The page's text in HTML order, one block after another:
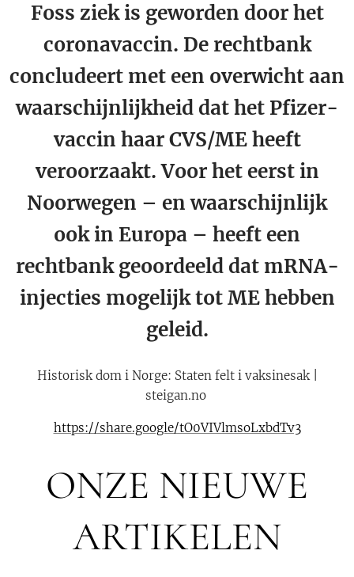
Foss ziek is geworden door het
coronavaccin. De rechtbank
concludeert met een overwicht aan
waarschijnlijkheid dat het Pfizer-
vaccin haar CVS/ME heeft
veroorzaakt. Voor het eerst in
Noorwegen – en waarschijnlijk
ook in Europa – heeft een
rechtbank geoordeeld dat mRNA-
injecties mogelijk tot ME hebben
geleid.
Historisk dom i Norge: Staten felt i vaksinesak |
steigan.no
https://share.google/tO0VIVlmsoLxbdTv3
ONZE NIEUWE
ARTIKELEN